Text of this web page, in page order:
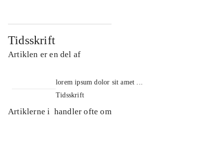
Tidsskrift
Artiklen er en del af
lorem ipsum dolor sit amet ...
Tidsskrift
Artiklerne i handler ofte om